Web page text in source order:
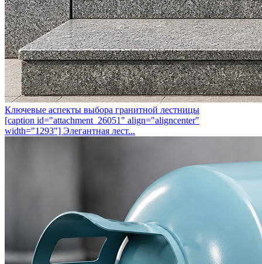
Ключевые аспекты выбора гранитной лестницы
[caption id="attachment_26051" align="aligncenter"
width="1293"] Элегантная лест...